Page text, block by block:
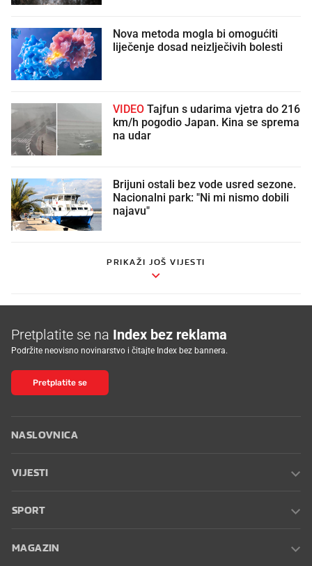
Nova metoda mogla bi omogućiti
liječenje dosad neizlječivih bolesti
VIDEO
km/h pogodio Japan. Kina se sprema
na udar
Brijuni ostali bez vode usred sezone.
Nacionalni park: "Ni mi nismo dobili
najavu"
PRIKAŽI JOŠ VIJESTI
Pretplatite se na Index bez reklama
Podržite neovisno novinarstvo i čitajte Index bez bannera.
Pretplatite se
NASLOVNICA
VIJESTI
SPORT
MAGAZIN